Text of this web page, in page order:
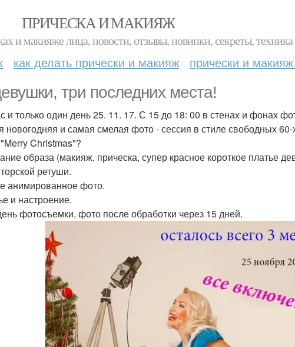
ПРИЧЕСКА И МАКИЯЖ
и макияже лица, новости, отзывы, новинки, секреты,
как делать прически и макияж прически и
три последних места!
и только один день 25. 11. 17. С 15 до 18: 00 в стенах и фонах
новогодняя и самая смелая фото - сессия в стиле свободных 60-
Christmas"?
образа (макияж, прическа, супер красное короткое платье
ретуши.
анимированное фото.
и настроение.
фотосъемки, фото после обработки через 15 дней.